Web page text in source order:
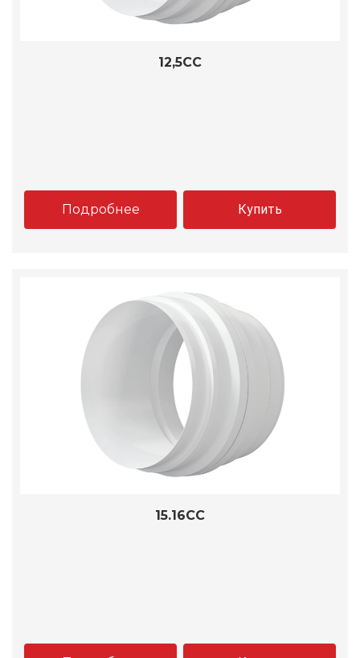
12,5CC
Подробнее Купить
15.16CC